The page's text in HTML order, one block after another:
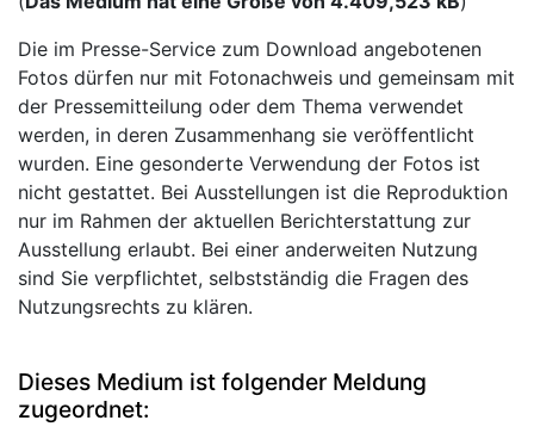
Die im Presse-Service zum Download angebotenen
Fotos dürfen nur mit Fotonachweis und gemeinsam mit
der Pressemitteilung oder dem Thema verwendet
werden, in deren Zusammenhang sie veröffentlicht
wurden. Eine gesonderte Verwendung der Fotos ist
nicht gestattet. Bei Ausstellungen ist die Reproduktion
nur im Rahmen der aktuellen Berichterstattung zur
Ausstellung erlaubt. Bei einer anderweiten Nutzung
sind Sie verpflichtet, selbstständig die Fragen des
Nutzungsrechts zu klären.
Dieses Medium ist folgender Meldung
zugeordnet: